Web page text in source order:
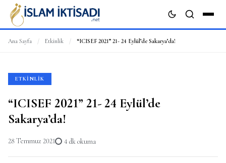
Ana Sayfa / Etkinlik / “ICISEF 2021” 21- 24 Eylül’de Sakarya’da!
ETKINLIK
“ICISEF 2021” 21- 24 Eylül’de
Sakarya’da!
28 Temmuz 2021 4 dk okuma